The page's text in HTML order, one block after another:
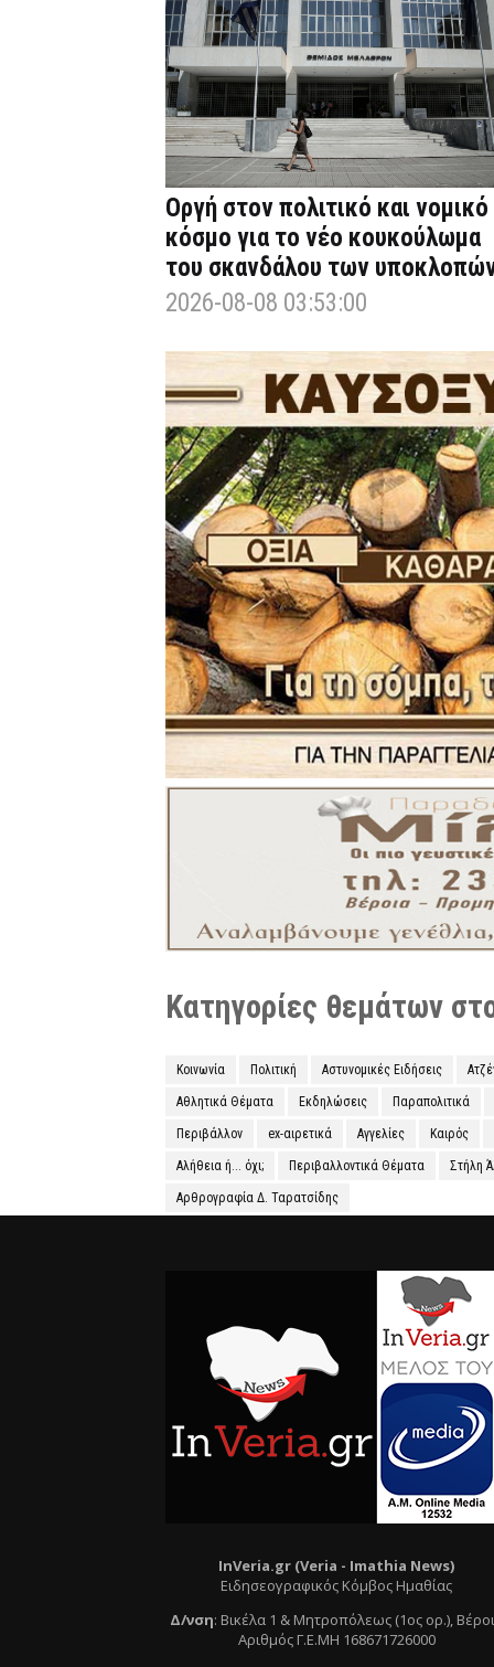
Οργή στον πολιτικό και νομικό
κόσμο για το νέο κουκούλωμα
του σκανδάλου των
2026-08-08 03:53:00
Κατηγορίες θεμάτων
Κοινωνία Πολιτική Αστυνομικές Ειδήσεις
Αθλητικά Θέματα Εκδηλώσεις Παραπολιτικά
Περιβάλλον ex-αιρετικά Αγγελίες Καιρός
Αλήθεια ή... όχι; Περιβαλλοντικά Θέματα Στήλη
Αρθρογραφία Δ. Ταρατσίδης
InVeria.gr (Veria - Ιmathia News)
Ειδησεογραφικός Κόμβος Ημαθίας
Δ/νση: Βικέλα 1 & Μητροπόλεως (1ος ορ.),
Αριθμός Γ.Ε.ΜΗ 168671726000